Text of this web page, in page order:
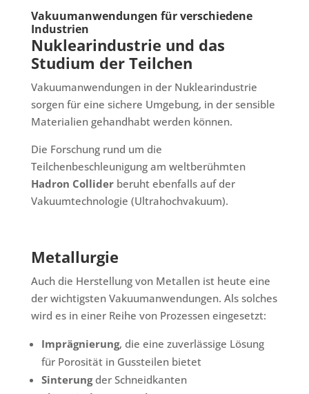
Vakuumanwendungen für verschiedene
Industrien
Nuklearindustrie und das
Studium der Teilchen
Vakuumanwendungen in der Nuklearindustrie
sorgen für eine sichere Umgebung, in der sensible
Materialien gehandhabt werden können.
Die Forschung rund um die
Teilchenbeschleunigung am weltberühmten
Hadron Colliderberuht ebenfalls auf der
Vakuumtechnologie (Ultrahochvakuum).
Metallurgie
Auch die Herstellung von Metallen ist heute eine
der wichtigsten Vakuumanwendungen. Als solches
wird es in einer Reihe von Prozessen eingesetzt:
Imprägnierung, die eine zuverlässige Lösung
für Porosität in Gussteilen bietet
Sinterungder Schneidkanten